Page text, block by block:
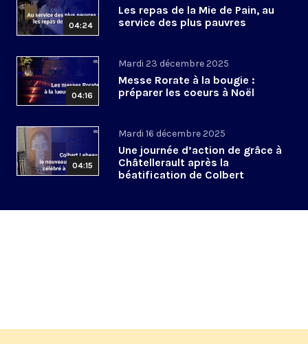
04:24
Les repas de la Mie de Pain, au
service des plus pauvres
04:16
Mardi 23 décembre 2025
Messe Rorate à la bougie :
préparer les coeurs à Noël
04:15
Mardi 16 décembre 2025
Une journée d’action de grâce à
Châtellerault après la
béatification de Colbert